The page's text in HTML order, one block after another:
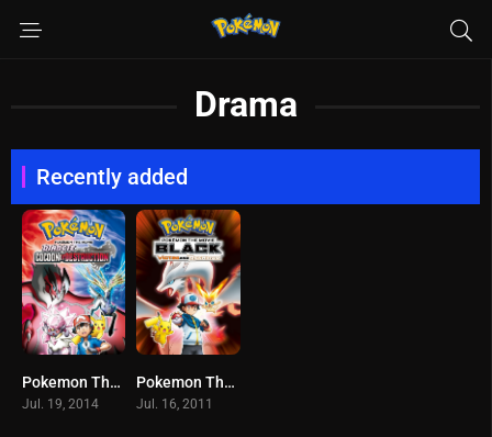
Drama
Recently added
Pokemon The Movie 17 (2014) โปเกม่อน เดอะมูฟวี่ 17 รังไหมแห่งการทำลายกับเดียนซี่ พากย์ไทย
Jul. 19, 2014
Pokemon The Movie 14 (2011) โปเกม่อน เดอะมูฟวี่ 14 วิคตินี่กับวีรบุรุษสีดำ เซครอม ซับไทย
Jul. 16, 2011